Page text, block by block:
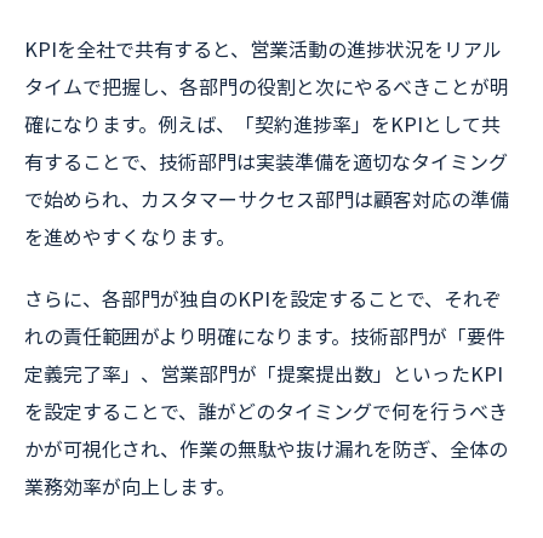
KPIを全社で共有すると、営業活動の進捗状況をリアル
タイムで把握し、各部門の役割と次にやるべきことが明
確になります。例えば、「契約進捗率」をKPIとして共
有することで、技術部門は実装準備を適切なタイミング
で始められ、カスタマーサクセス部門は顧客対応の準備
を進めやすくなります。
さらに、各部門が独自のKPIを設定することで、それぞ
れの責任範囲がより明確になります。技術部門が「要件
定義完了率」、営業部門が「提案提出数」といったKPI
を設定することで、誰がどのタイミングで何を行うべき
かが可視化され、作業の無駄や抜け漏れを防ぎ、全体の
業務効率が向上します。